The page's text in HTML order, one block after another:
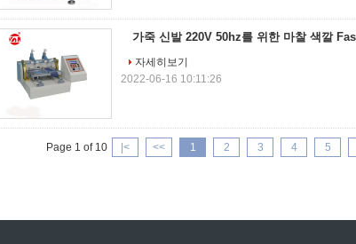
가죽 신발 220V 50hz를 위한 마찰 색깔
자세히보기
2022-06-16 10:11:26
Page 1 of 10 |< << 1 2 3 4 5